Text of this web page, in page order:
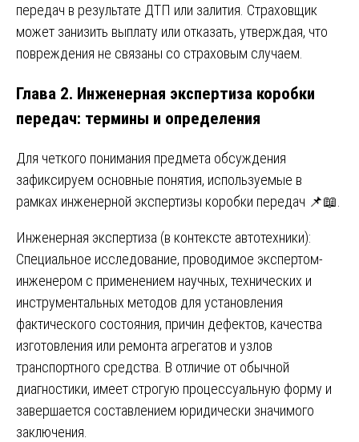
передач в результате ДТП или залития. Страховщик
может занизить выплату или отказать, утверждая, что
повреждения не связаны со страховым случаем.
Глава 2. Инженерная экспертиза коробки
передач: термины и определения
Для четкого понимания предмета обсуждения
зафиксируем основные понятия, используемые в
рамках инженерной экспертизы коробки передач 📌📖.
Инженерная экспертиза (в контексте автотехники):
Специальное исследование, проводимое экспертом-
инженером с применением научных, технических и
инструментальных методов для установления
фактического состояния, причин дефектов, качества
изготовления или ремонта агрегатов и узлов
транспортного средства. В отличие от обычной
диагностики, имеет строгую процессуальную форму и
завершается составлением юридически значимого
заключения.